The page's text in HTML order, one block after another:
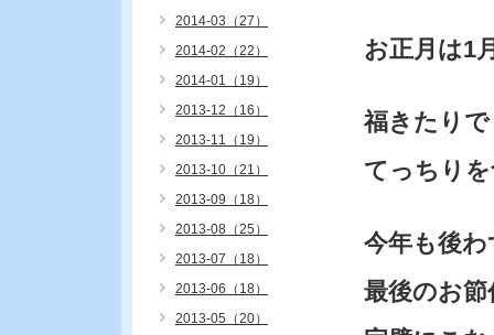
お正月は1
福きたりで
てっちり
今年も後
最後のお
2014-03（27）
2014-02（22）
2014-01（19）
2013-12（16）
2013-11（19）
2013-10（21）
2013-09（18）
2013-08（25）
2013-07（18）
2013-06（18）
2013-05（20）